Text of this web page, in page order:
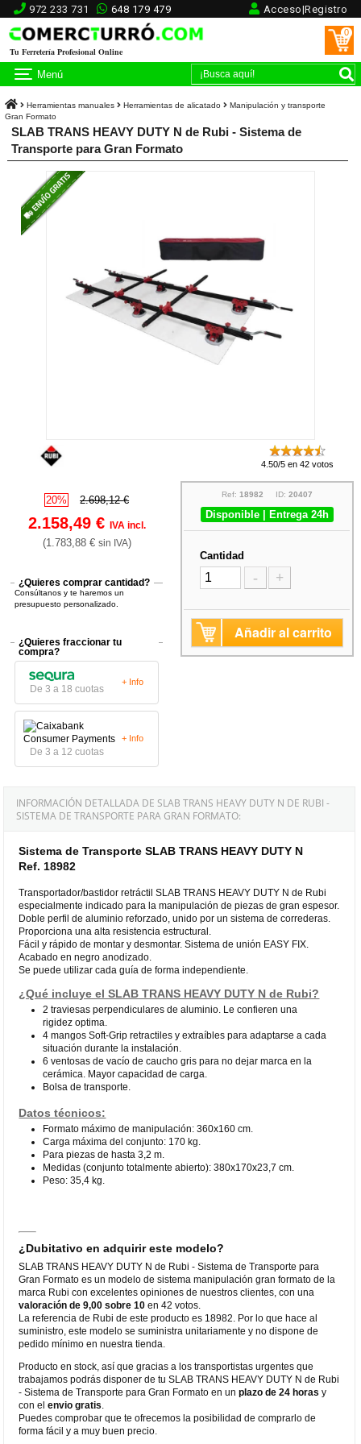
972 233 731 648 179 479 Acceso|Registro
Tu Ferretería Profesional Online
0
Menú
Herramientas manuales Herramientas de alicatado
Manipulación y transporte
Gran Formato
SLAB TRANS HEAVY DUTY N de Rubi - Sistema de
Transporte para Gran Formato
4.50/5 en 42 votos
20% 2.698,12 €
2.158,49 € IVA incl.
(1.783,88 € sin IVA)
¿Quieres comprar cantidad?
Consúltanos y te haremos un
presupuesto personalizado.
¿Quieres fraccionar tu
compra?
De 3 a 18 cuotas
+ Info
De 3 a 12 cuotas
+ Info
Ref: 18982 ID: 20407
Disponible | Entrega 24h
Cantidad
- +
Añadir al carrito
INFORMACIÓN DETALLADA DE SLAB TRANS HEAVY DUTY N DE RUBI -
SISTEMA DE TRANSPORTE PARA GRAN FORMATO:
Sistema de Transporte SLAB TRANS HEAVY DUTY N
Ref. 18982
Transportador/bastidor retráctil SLAB TRANS HEAVY DUTY N de Rubi
especialmente indicado para la manipulación de piezas de gran espesor.
Doble perfil de aluminio reforzado, unido por un sistema de correderas.
Proporciona una alta resistencia estructural.
Fácil y rápido de montar y desmontar. Sistema de unión EASY FIX.
Acabado en negro anodizado.
Se puede utilizar cada guía de forma independiente.
¿Qué incluye el SLAB TRANS HEAVY DUTY N de Rubi?
2 traviesas perpendiculares de aluminio. Le confieren una
rigidez optima.
4 mangos Soft-Grip retractiles y extraíbles para adaptarse a cada
situación durante la instalación.
6 ventosas de vacío de caucho gris para no dejar marca en la
cerámica. Mayor capacidad de carga.
Bolsa de transporte.
Datos técnicos:
Formato máximo de manipulación: 360x160 cm.
Carga máxima del conjunto: 170 kg.
Para piezas de hasta 3,2 m.
Medidas (conjunto totalmente abierto): 380x170x23,7 cm.
Peso: 35,4 kg.
¿Dubitativo en adquirir este modelo?
SLAB TRANS HEAVY DUTY N de Rubi - Sistema de Transporte para
Gran Formato es un modelo de sistema manipulación gran formato de la
marca Rubi con excelentes opiniones de nuestros clientes, con una
valoración de 9,00 sobre 10 en 42 votos.
La referencia de Rubi de este producto es 18982. Por lo que hace al
suministro, este modelo se suministra unitariamente y no dispone de
pedido mínimo en nuestra tienda.
Producto en stock, así que gracias a los transportistas urgentes que
trabajamos podrás disponer de tu SLAB TRANS HEAVY DUTY N de Rubi
- Sistema de Transporte para Gran Formato en unplazo de 24 horas y
con elenvio gratis
Puedes comprobar que te ofrecemos la posibilidad de comprarlo de
forma fácil y a muy buen precio.